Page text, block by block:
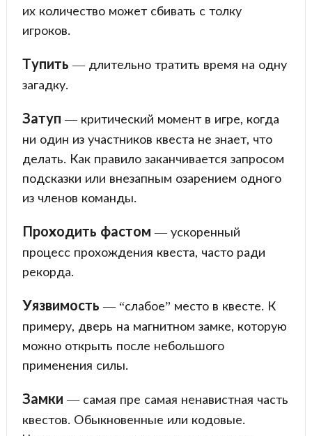
их количество может сбивать с толку
игроков.
Тупить — длительно тратить время на одну
загадку.
Затуп — критический момент в игре, когда
ни один из участников квеста не знает, что
делать. Как правило заканчивается запросом
подсказки или внезапным озарением одного
из членов команды.
Проходить фастом — ускоренный
процесс прохождения квеста, часто ради
рекорда.
Уязвимость — “слабое” место в квесте. К
примеру, дверь на магнитном замке, которую
можно открыть после небольшого
применения силы.
Замки— самая пре самая ненавистная часть
квестов. Обыкновенные или кодовые.